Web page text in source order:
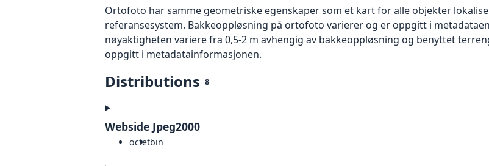
Ortofoto har samme geometriske egenskaper som et kart for alle objekter
referansesystem. Bakkeoppløsning på ortofoto varierer og er oppgitt i
nøyaktigheten variere fra 0,5-2 m avhengig av bakkeoppløsning og benyttet
oppgitt i metadatainformasjonen.
Distributions 8
Webside Jpeg2000
octetbin